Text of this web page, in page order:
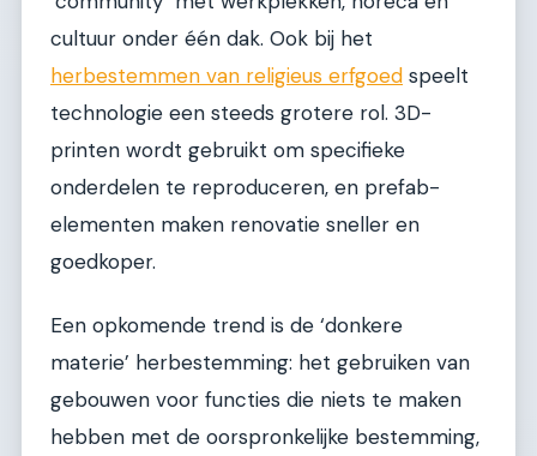
cultuur onder één dak. Ook bij het
herbestemmen van religieus erfgoed speelt
technologie een steeds grotere rol. 3D-
printen wordt gebruikt om specifieke
onderdelen te reproduceren, en prefab-
elementen maken renovatie sneller en
goedkoper.
Een opkomende trend is de ‘donkere
materie’ herbestemming: het gebruiken van
gebouwen voor functies die niets te maken
hebben met de oorspronkelijke bestemming,